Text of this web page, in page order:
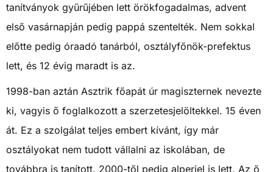
tanítványok gyűrűjében lett örökfogadalmas, advent
első vasárnapján pedig pappá szentelték. Nem sokkal
előtte pedig óraadó tanárból, osztályfőnök-prefektus
lett, és 12 évig maradt is az.
1998-ban aztán Asztrik főapát úr magiszternek nevezte
ki, vagyis ő foglalkozott a szerzetesjelöltekkel. 15 éven
át. Ez a szolgálat teljes embert kívánt, így már
osztályokat nem tudott vállalni az iskolában, de
továbbra is tanított. 2000-től pedig alperjel is lett. Az ő